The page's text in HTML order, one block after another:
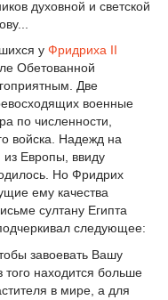
духовной и светской
у Фридриха II
Обетованной
Две
военные
по численности,
войска. Надежд на
из Европы, ввиду
Но Фридрих
ему качества
султану Египта
следующее:
завоевать Вашу
находится больше
в мире, а для